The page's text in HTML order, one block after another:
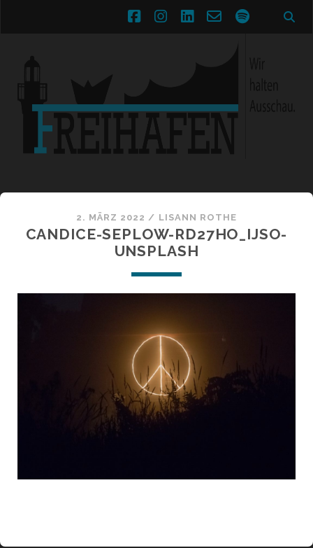
facebookinstagram
linkedin
email-spotify
2. MÄRZ 2022 / LISANN ROTHE
CANDICE-SEPLOW-RD27HO_IJSO-
UNSPLASH